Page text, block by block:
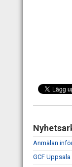
Anmälan
GCF